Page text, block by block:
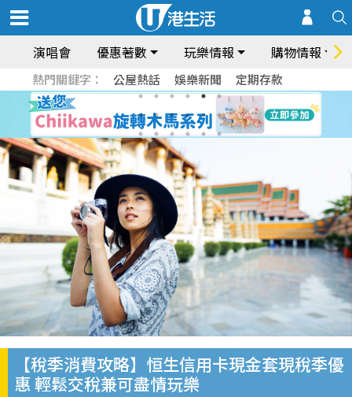
演唱會 優惠著數 玩樂情報 購物情報
熱門關鍵字： 公屋熱話 娛樂新聞 定期存款
【稅季消費攻略】恒生信用卡現金套現稅季優
惠 輕鬆交稅兼可盡情玩樂